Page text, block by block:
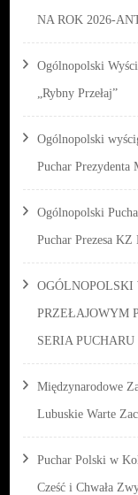
NA ROK 2026-
Ogólnopolski
„Rybny Przełaj”
Ogólnopolski
Puchar Prezydenta
Ogólnopolski
Puchar Prezesa KZ
PRZEŁAJOWYM
SERIA
Międzynarodowe
Lubuskie Warte
Puchar Polski w
Cześć i Chwała